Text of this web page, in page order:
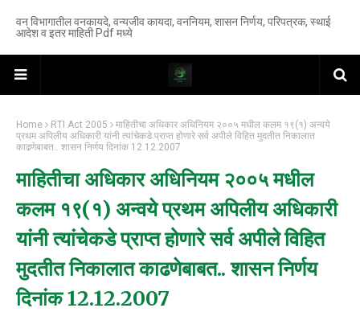
वन विभागातील वनकायदे, वन्यजीव कायदा, वननियम, शासन निर्णय, परिपत्रक, स्थाई
आदेश व इतर माहिती Pdf मध्ये
Home RTI Act 2005
माहितीचा अधिकार अधिनियम २००५ मधील कलम १९(१) अन्वये
प्रथम अपिलीय अधिकारी यांनी त्यांचेकडे प्राप्त होणारे सर्व अपीले विहित मुदतीत निकालात
काढणेबाबत.. शासन निर्णय दिनांक 12.12.2007
माहितीचा अधिकार अधिनियम २००५ मधील
कलम १९(१) अन्वये प्रथम अपिलीय अधिकारी
यांनी त्यांचेकडे प्राप्त होणारे सर्व अपीले विहित
मुदतीत निकालात काढणेबाबत.. शासन निर्णय
दिनांक 12.12.2007